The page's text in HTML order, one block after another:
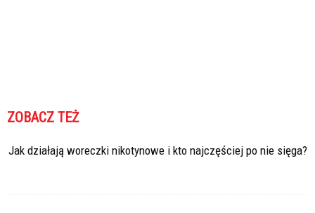
ZOBACZ TEŻ
Jak działają woreczki nikotynowe i kto najczęściej po nie sięga?